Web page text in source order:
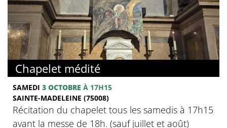
Chapelet médité
SAMEDI 3 OCTOBRE À 17H15
SAINTE-MADELEINE (75008)
Récitation du chapelet tous les samedis à 17h15
avant la messe de 18h. (sauf juillet et août)